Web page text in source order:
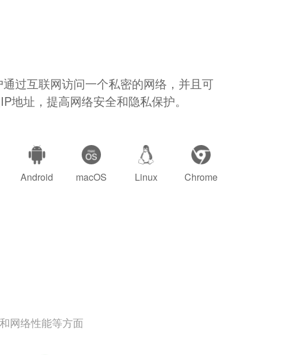
过互联网访问一个私密的网络，并且可
地址，提高网络安全和隐私保护。
Android macOS Linux Chrome
网络性能等方面